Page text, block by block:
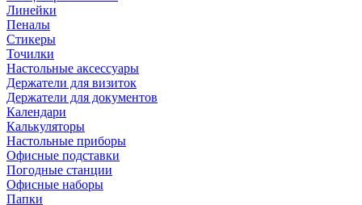
Линейки
Пеналы
Стикеры
Точилки
Настольные аксессуары
Держатели для визиток
Держатели для документов
Календари
Калькуляторы
Настольные приборы
Офисные подставки
Погодные станции
Офисные наборы
Папки